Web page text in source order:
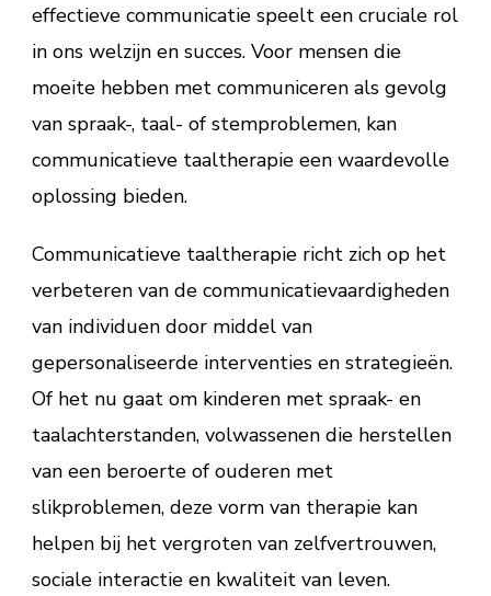
effectieve communicatie speelt een cruciale rol
in ons welzijn en succes. Voor mensen die
moeite hebben met communiceren als gevolg
van spraak-, taal- of stemproblemen, kan
communicatieve taaltherapie een waardevolle
oplossing bieden.
Communicatieve taaltherapie richt zich op het
verbeteren van de communicatievaardigheden
van individuen door middel van
gepersonaliseerde interventies en strategieën.
Of het nu gaat om kinderen met spraak- en
taalachterstanden, volwassenen die herstellen
van een beroerte of ouderen met
slikproblemen, deze vorm van therapie kan
helpen bij het vergroten van zelfvertrouwen,
sociale interactie en kwaliteit van leven.